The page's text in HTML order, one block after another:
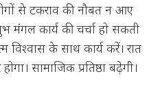
से टकराव की नौबत न आए
मंगल कार्य की चर्चा हो सकती
विश्वास के साथ कार्य करें। रात
सामाजिक प्रतिष्ठा बढ़ेगी।